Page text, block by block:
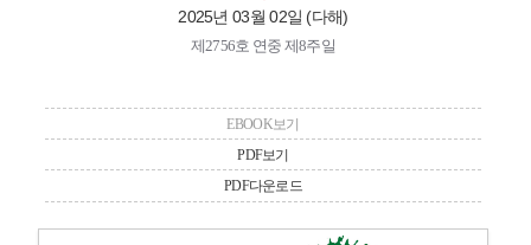
2025년 03월 02일 (다해)
제2756호 연중 제8주일
EBOOK보기
PDF보기
PDF다운로드